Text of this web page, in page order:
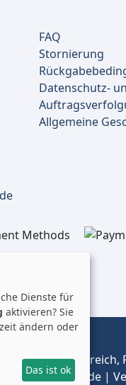
FAQ
Stornierung
Datenschutz-
Allgemeine
Königreich,
|
Dienste für
aktivieren? Sie
ändern oder
Das ist ok